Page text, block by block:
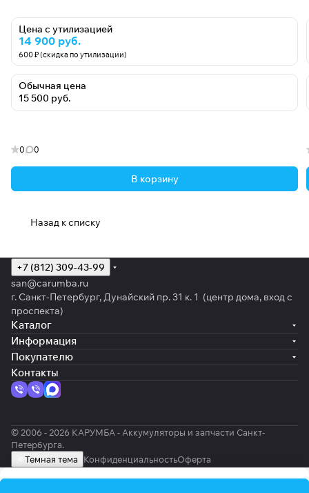
Цена с утилизацией
14 900 руб.
600 ₽ (скидка по утилизации)
Обычная цена
15 500 руб.
0 0
В корзину
Назад к списку
+7 (812) 309-43-99
san@carumba.ru
г. Санкт-Петербург, Дунайский пр. 31 к. 1 (центр дома, вход с
проспекта)
Каталог
Информация
Покупателю
Контакты
© 2006 - 2026 КАРУМБА - Аккумуляторы и запчасти Санкт-
Петербурга.
Темная тема КонфиденциальностьОферта